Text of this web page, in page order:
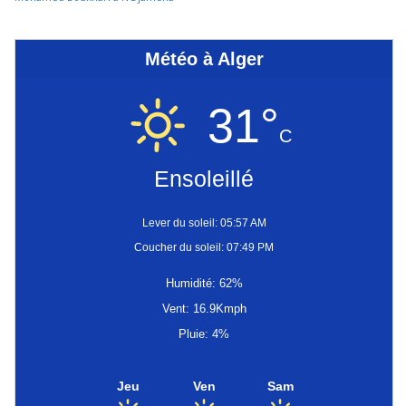
Météo à Alger
31°C
Ensoleillé
Lever du soleil: 05:57 AM
Coucher du soleil: 07:49 PM
Humidité: 62%
Vent: 16.9Kmph
Pluie: 4%
Jeu Ven Sam